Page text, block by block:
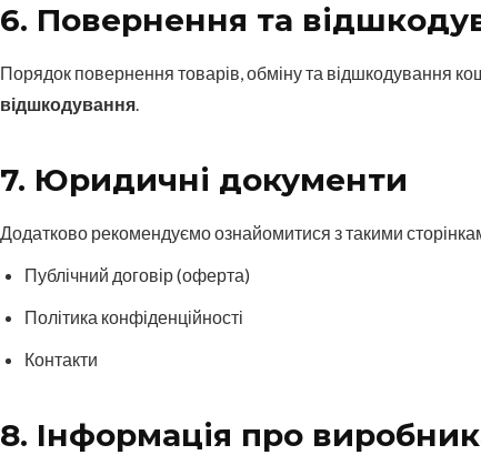
6. Повернення та
Порядок повернення товарів, обміну та відшкодування
відшкодування.
7. Юридичні документи
Додатково рекомендуємо ознайомитися з такими
Публічний договір (оферта)
Політика конфіденційності
Контакти
8. Інформація про